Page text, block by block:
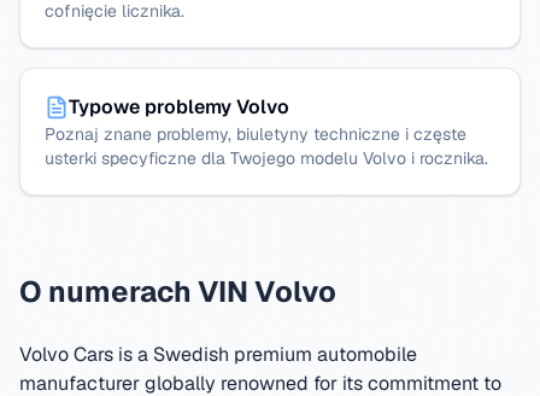
cofnięcie licznika.
Typowe problemy Volvo
Poznaj znane problemy, biuletyny techniczne i częste
usterki specyficzne dla Twojego modelu Volvo i rocznika.
O numerach VIN Volvo
Volvo Cars is a Swedish premium automobile
manufacturer globally renowned for its commitment to